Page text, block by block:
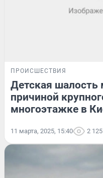
ПРОИСШЕСТВИЯ
Детская шалость
причиной
многоэтажке в
11 марта, 2025, 15:40 2 125